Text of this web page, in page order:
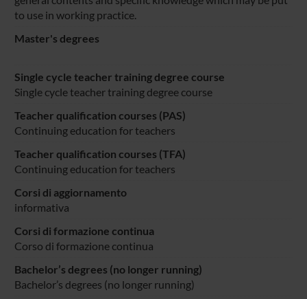
to use in working practice.
Master's degrees
Single cycle teacher training degree course
Single cycle teacher training degree course
Teacher qualification courses (PAS)
Continuing education for teachers
Teacher qualification courses (TFA)
Continuing education for teachers
Corsi di aggiornamento
informativa
Corsi di formazione continua
Corso di formazione continua
Bachelor’s degrees (no longer running)
Bachelor’s degrees (no longer running)